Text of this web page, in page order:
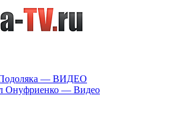
— ВИДЕО
Онуфриенко — Видео